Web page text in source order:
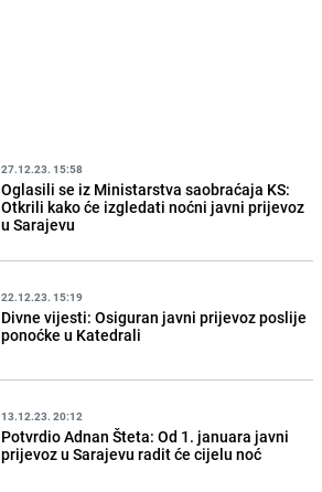
27.12.23. 15:58
Oglasili se iz Ministarstva saobraćaja KS:
Otkrili kako će izgledati noćni javni prijevoz
u Sarajevu
22.12.23. 15:19
Divne vijesti: Osiguran javni prijevoz poslije
ponoćke u Katedrali
13.12.23. 20:12
Potvrdio Adnan Šteta: Od 1. januara javni
prijevoz u Sarajevu radit će cijelu noć